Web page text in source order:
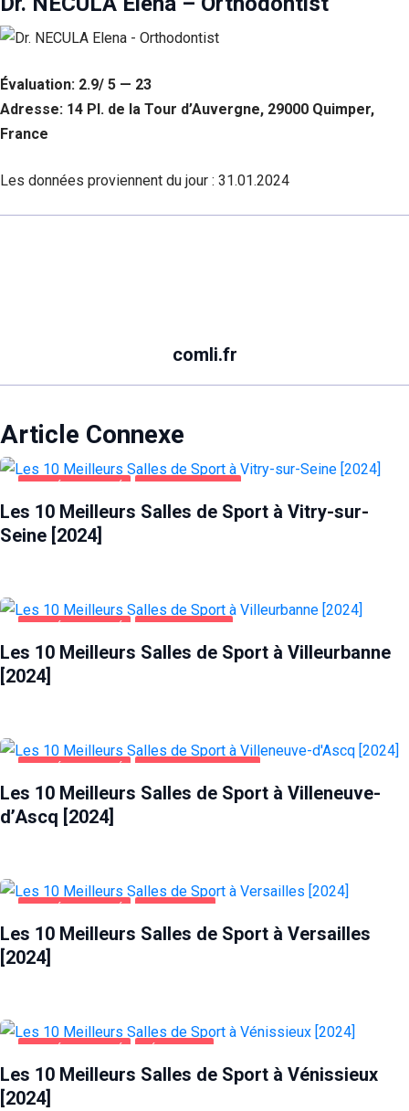
Évaluation: 2.9/ 5 — 23
Adresse: 14 Pl. de la Tour d’Auvergne, 29000 Quimper,
France
Les données proviennent du jour : 31.01.2024
comli.fr
Article Connexe
SANTÉ ET BEAUTÉ VITRY-SUR-SEINE
Les 10 Meilleurs Salles de Sport à Vitry-sur-
Seine [2024]
SANTÉ ET BEAUTÉ VILLEURBANNE
Les 10 Meilleurs Salles de Sport à Villeurbanne
[2024]
SANTÉ ET BEAUTÉ VILLENEUVE-D'ASCQ
Les 10 Meilleurs Salles de Sport à Villeneuve-
d’Ascq [2024]
SANTÉ ET BEAUTÉ VERSAILLES
Les 10 Meilleurs Salles de Sport à Versailles
[2024]
SANTÉ ET BEAUTÉ VÉNISSIEUX
Les 10 Meilleurs Salles de Sport à Vénissieux
[2024]